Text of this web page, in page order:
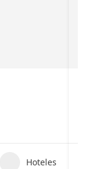
Hoteles